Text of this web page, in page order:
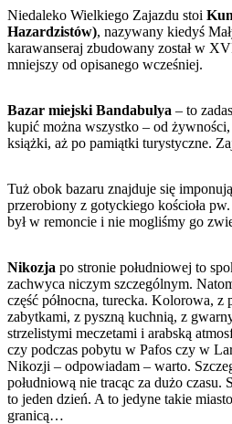
Niedaleko Wielkiego Zajazdu stoi
Hazardzistów), nazywany kiedyś
karawanseraj zbudowany został w
mniejszy od opisanego wcześniej.
Bazar miejski Bandabulya – to
kupić można wszystko – od
książki, aż po pamiątki turystyczne.
Tuż obok bazaru znajduje się
przerobiony z gotyckiego kościoła
był w remoncie i nie mogliśmy go
Nikozja po stronie południowej to
zachwyca niczym szczególnym.
część północna, turecka. Kolorowa, z
zabytkami, z pyszną kuchnią, z
strzelistymi meczetami i arabską
czy podczas pobytu w Pafos czy w
Nikozji – odpowiadam – warto.
południową nie tracąc za dużo
to jeden dzień. A to jedyne takie
granicą…